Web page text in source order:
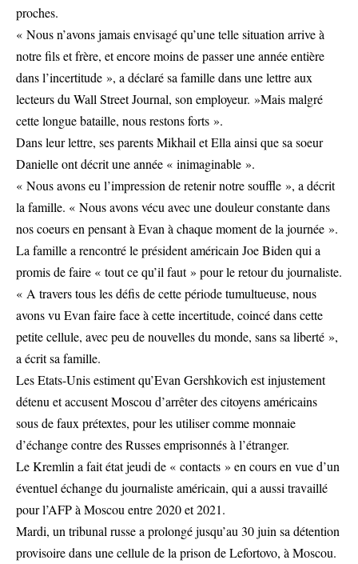
proches.
« Nous n’avons jamais envisagé qu’une telle situation arrive à
notre fils et frère, et encore moins de passer une année entière
dans l’incertitude », a déclaré sa famille dans une lettre aux
lecteurs du Wall Street Journal, son employeur. »Mais malgré
cette longue bataille, nous restons forts ».
Dans leur lettre, ses parents Mikhail et Ella ainsi que sa soeur
Danielle ont décrit une année « inimaginable ».
« Nous avons eu l’impression de retenir notre souffle », a décrit
la famille. « Nous avons vécu avec une douleur constante dans
nos coeurs en pensant à Evan à chaque moment de la journée ».
La famille a rencontré le président américain Joe Biden qui a
promis de faire « tout ce qu’il faut » pour le retour du journaliste.
« A travers tous les défis de cette période tumultueuse, nous
avons vu Evan faire face à cette incertitude, coincé dans cette
petite cellule, avec peu de nouvelles du monde, sans sa liberté »,
a écrit sa famille.
Les Etats-Unis estiment qu’Evan Gershkovich est injustement
détenu et accusent Moscou d’arrêter des citoyens américains
sous de faux prétextes, pour les utiliser comme monnaie
d’échange contre des Russes emprisonnés à l’étranger.
Le Kremlin a fait état jeudi de « contacts » en cours en vue d’un
éventuel échange du journaliste américain, qui a aussi travaillé
pour l’AFP à Moscou entre 2020 et 2021.
Mardi, un tribunal russe a prolongé jusqu’au 30 juin sa détention
provisoire dans une cellule de la prison de Lefortovo, à Moscou.